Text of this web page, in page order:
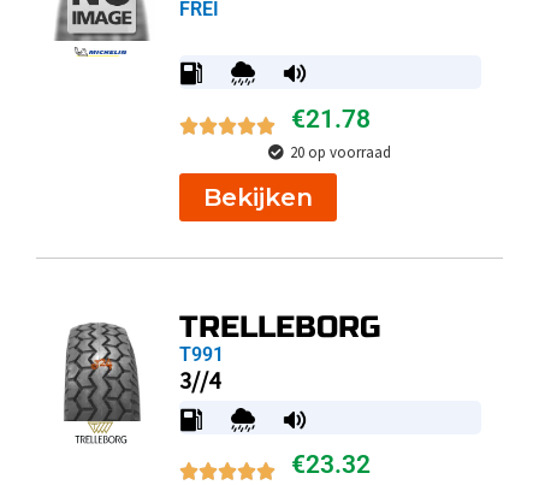
FREI
€21.78
20 op voorraad
Bekijken
TRELLEBORG
T991
3//4
€23.32